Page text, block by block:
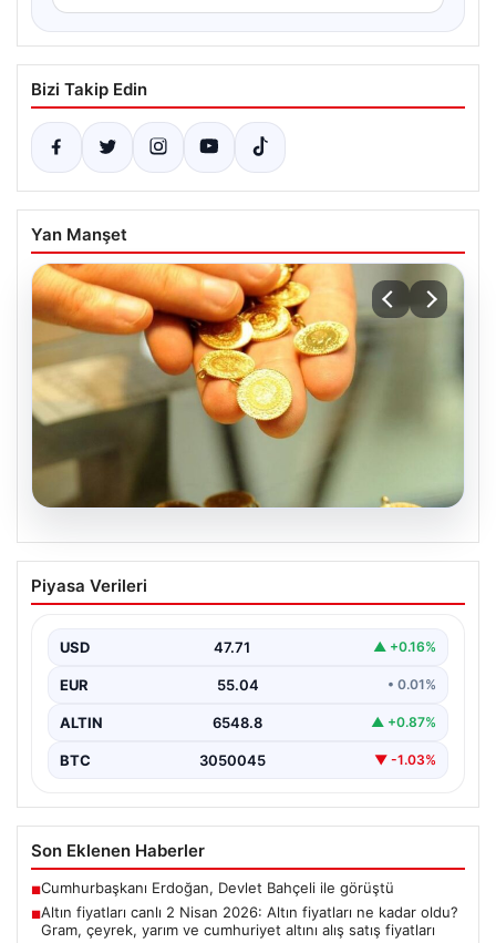
Bizi Takip Edin
Yan Manşet
Altın fiyatları canlı 2 Nisan 2026: Altın
fiyatları ne kadar oldu? Gram, çeyrek,
fiyatları
Piyasa Verileri
USD 47.71 ▲ +0.16%
EUR 55.04 • 0.01%
ALTIN 6548.8 ▲ +0.87%
BTC 3050045 ▼ -1.03%
Son Eklenen Haberler
■Cumhurbaşkanı Erdoğan, Devlet Bahçeli ile görüştü
■Altın fiyatları canlı 2 Nisan 2026: Altın fiyatları ne kadar oldu?
Gram, çeyrek, yarım ve cumhuriyet altını alış satış fiyatları